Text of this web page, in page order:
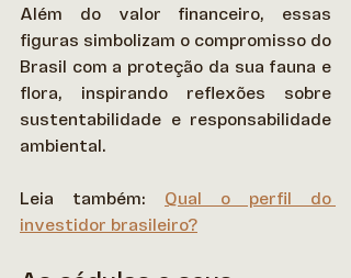
Além do valor financeiro, essas
figuras simbolizam o compromisso do
Brasil com a proteção da sua fauna e
flora, inspirando reflexões sobre
sustentabilidade e responsabilidade
ambiental.
Leia também: Qual o perfil do
investidor brasileiro?